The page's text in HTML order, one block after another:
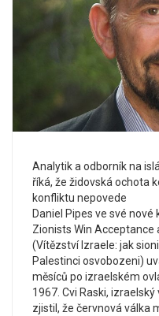
Analytik a odborník na
říká, že židovská ochota
konfliktu nepovede
Daniel Pipes ve své nové
Zionists Win Acceptance
(Vítězství Izraele: jak
Palestinci osvobozeni)
měsíců po izraelském
1967. Cvi Raski,
zjistil, že červnová válka